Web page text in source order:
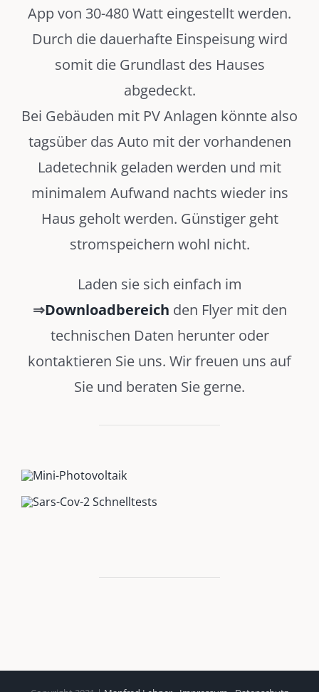
App von 30-480 Watt eingestellt werden.
Durch die dauerhafte Einspeisung wird
somit die Grundlast des Hauses
abgedeckt.
Bei Gebäuden mit PV Anlagen könnte also
tagsüber das Auto mit der vorhandenen
Ladetechnik geladen werden und mit
minimalem Aufwand nachts wieder ins
Haus geholt werden. Günstiger geht
stromspeichern wohl nicht.
Laden sie sich einfach im
⇒Downloadbereich den Flyer mit den
technischen Daten herunter oder
kontaktieren Sie uns. Wir freuen uns auf
Sie und beraten Sie gerne.